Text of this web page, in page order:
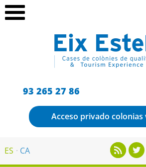
93 265 27 86
Acceso privado colonias
ES CA